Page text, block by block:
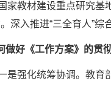
家教材建设重点研究
深入推进“三全育人”综
做好《工作方案》的贯
是强化统筹协调。教育